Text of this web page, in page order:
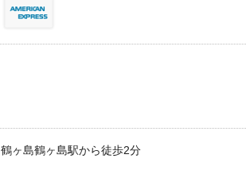
鶴ヶ島鶴ヶ島駅から徒歩2分